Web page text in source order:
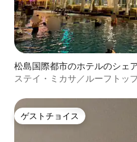
松島国際都市のホテルのシェ
ステイ・ミカサ／ルーフトッ
場
ゲストチョイス
ゲストチョイス